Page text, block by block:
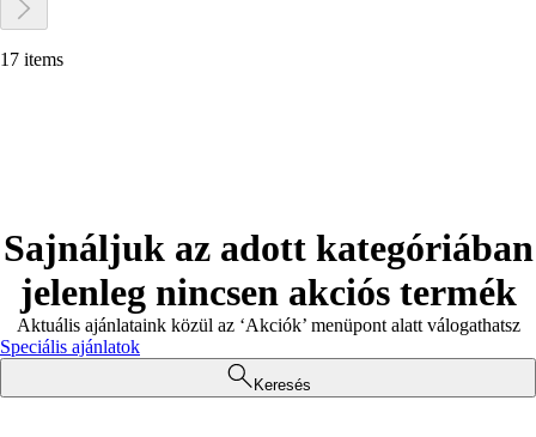
17 items
Sajnáljuk az adott kategóriában
jelenleg nincsen akciós termék
Aktuális ajánlataink közül az ‘Akciók’ menüpont alatt válogathatsz
Speciális ajánlatok
Keresés